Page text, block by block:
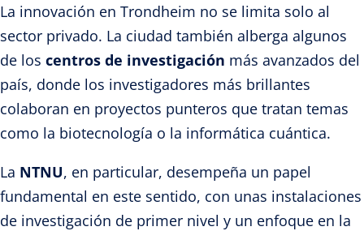
La innovación en Trondheim no se limita solo al
sector privado. La ciudad también alberga algunos
de los centros de investigación más avanzados del
país, donde los investigadores más brillantes
colaboran en proyectos punteros que tratan temas
como la biotecnología o la informática cuántica.
La NTNU, en particular, desempeña un papel
fundamental en este sentido, con unas instalaciones
de investigación de primer nivel y un enfoque en la